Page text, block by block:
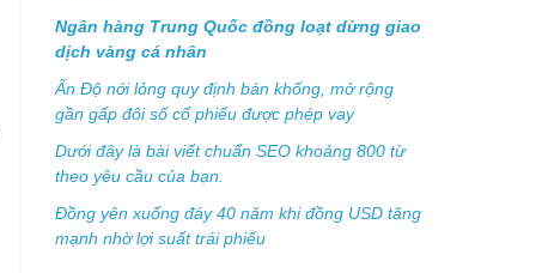
Ngân hàng Trung Quốc đồng loạt dừng giao
dịch vàng cá nhân
Ấn Độ nới lỏng quy định bán khống, mở rộng
gần gấp đôi số cổ phiếu được phép vay
Dưới đây là bài viết chuẩn SEO khoảng 800 từ
theo yêu cầu của bạn.
Đồng yên xuống đáy 40 năm khi đồng USD tăng
mạnh nhờ lợi suất trái phiếu